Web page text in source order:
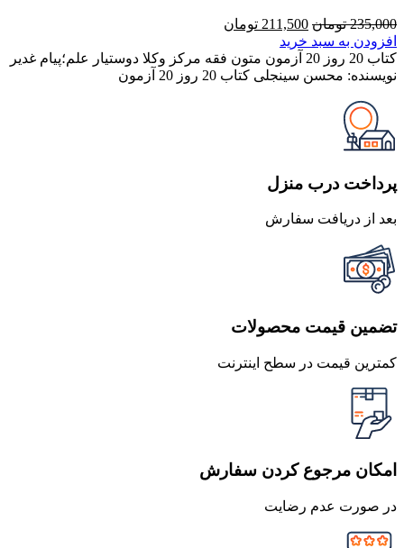
235,000 تومان قیمت
اصلی
235,000 تومان
بود.
211,500 تومان
211,500 تومان
است.
افزودن به سبد خرید
کتاب 20 روز 20 آزمون متون فقه مرکز وکلا دوستیار علم؛پیام غدیر
نویسنده: محسن سینجلی کتاب 20 روز 20 آزمون
پرداخت درب منزل
بعد از دریافت سفارش
تضمین قیمت محصولات
کمترین قیمت در سطح اینترنت
امکان مرجوع کردن سفارش
در صورت عدم رضایت